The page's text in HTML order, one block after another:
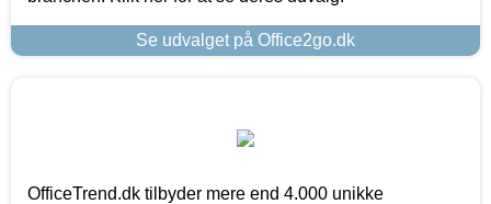
Se udvalget på Office2go.dk
OfficeTrend.dk tilbyder mere end 4.000 unikke